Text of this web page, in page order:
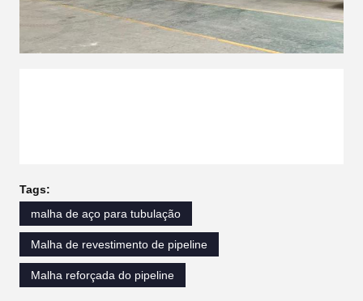
Tags:
malha de aço para tubulação
Malha de revestimento de pipeline
Malha reforçada do pipeline